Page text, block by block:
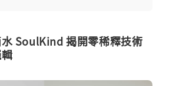
SoulKind 揭開零稀釋技術